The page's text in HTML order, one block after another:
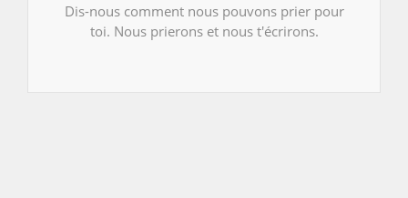
Dis-nous comment nous pouvons prier pour
toi. Nous prierons et nous t'écrirons.